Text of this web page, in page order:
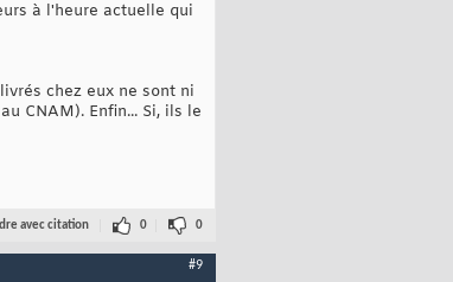
à l'heure actuelle qui
chez eux ne sont ni
CNAM). Enfin... Si, ils le
avec citation 0 0
#9